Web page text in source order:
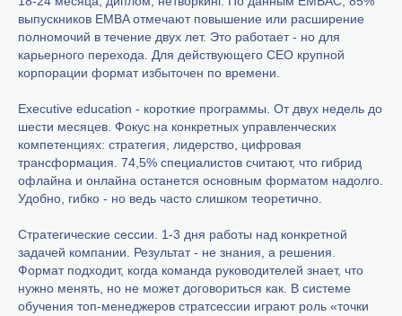
выпускников EMBA отмечают повышение или расширение
полномочий в течение двух лет. Это работает - но для
карьерного перехода. Для действующего CEO крупной
корпорации формат избыточен по времени.
Executive education - короткие программы. От двух недель до
шести месяцев. Фокус на конкретных управленческих
компетенциях: стратегия, лидерство, цифровая
трансформация. 74,5% специалистов считают, что гибрид
офлайна и онлайна останется основным форматом надолго.
Удобно, гибко - но ведь часто слишком теоретично.
Стратегические сессии. 1-3 дня работы над конкретной
задачей компании. Результат - не знания, а решения.
Формат подходит, когда команда руководителей знает, что
нужно менять, но не может договориться как. В системе
обучения топ-менеджеров стратсессии играют роль «точки